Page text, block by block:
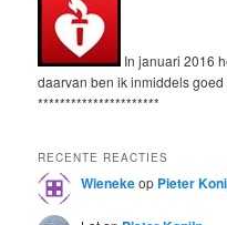
In januari 2016
daarvan ben ik inmiddels goed
**********************
RECENTE REACTIES
Wienekeop Pieter